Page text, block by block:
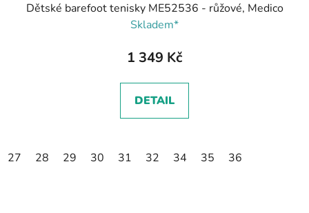
Dětské barefoot tenisky ME52536 - růžové, Medico
Skladem*
1 349 Kč
DETAIL
27 28 29 30 31 32 34 35 36